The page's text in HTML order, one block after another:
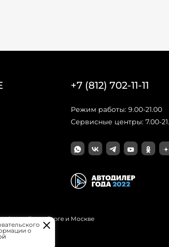
+7 (812) 702-11-11
Режим работы: 9.00-21.00
Сервисные центры: 7.00-
Санкт-Петербурге и Москве
о